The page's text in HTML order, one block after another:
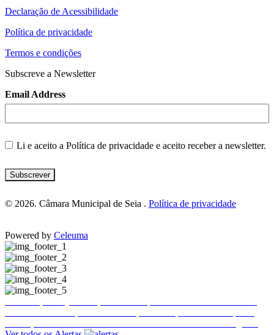
Declaração de Acessibilidade
Política de privacidade
Termos e condições
Subscreve a Newsletter
Email Address
Li e aceito a Política de privacidade e aceito receber a newsletter.
Subscrever
© 2026. Câmara Municipal de Seia . Política de privacidade
Powered by Celeuma